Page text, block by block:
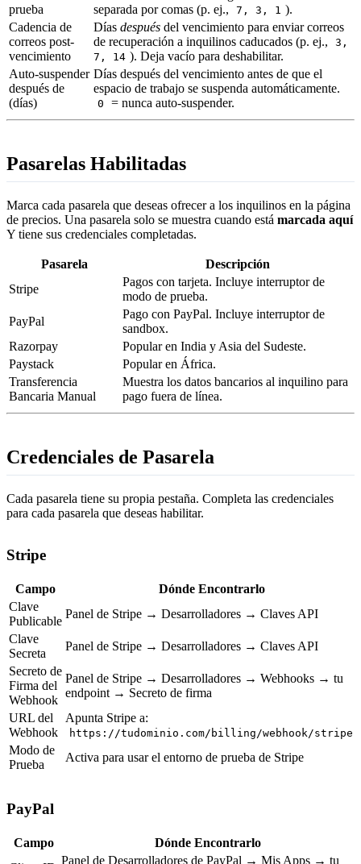
prueba
separada por comas (p. ej.,
7, 3, 1 ).
Cadencia de
correos post-
vencimiento
Días después del vencimiento para enviar correos
de recuperación a inquilinos caducados (p. ej.,
3,
7, 14 ). Deja vacío para deshabilitar.
Auto-suspender
después de
(días)
Días después del vencimiento antes de que el
espacio de trabajo se suspenda automáticamente.
0 = nunca auto-suspender.
Pasarelas Habilitadas
Marca cada pasarela que deseas ofrecer a los inquilinos en la página
de precios. Una pasarela solo se muestra cuando está marcada aquí
Y tiene sus credenciales completadas.
Pasarela
Descripción
Stripe
Pagos con tarjeta. Incluye interruptor de
modo de prueba.
PayPal
Pago con PayPal. Incluye interruptor de
sandbox.
Razorpay
Popular en India y Asia del Sudeste.
Paystack
Popular en África.
Transferencia
Bancaria Manual
Muestra los datos bancarios al inquilino para
pago fuera de línea.
Credenciales de Pasarela
Cada pasarela tiene su propia pestaña. Completa las credenciales
para cada pasarela que deseas habilitar.
Stripe
Campo
Dónde Encontrarlo
Clave
Publicable
Panel de Stripe → Desarrolladores → Claves API
Clave
Secreta
Panel de Stripe → Desarrolladores → Claves API
Secreto de
Firma del
Webhook
Panel de Stripe → Desarrolladores → Webhooks → tu
endpoint → Secreto de firma
URL del
Webhook
Apunta Stripe a:
https://tudominio.com/billing/webhook/stripe
Modo de
Prueba
Activa para usar el entorno de prueba de Stripe
PayPal
Campo
Dónde Encontrarlo
Panel de Desarrolladores de PayPal → Mis Apps → tu